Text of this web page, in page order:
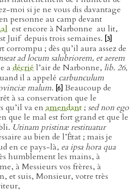
moi si je ne vous dis davantage
personne au camp devant
est encore à Narbonne au lit,
Juif depuis trois semaines. [3]
corrompu ; dès qu’il aura assez de
ad locum salubriorem, et aerem
a décrié l’air de Narbonne, lib. 26,
il a appelé carbunculum
malum. [6] Beaucoup de
à sa conservation que le
qu’il va en amendant; sed non ego
que le mal est fort grand et que le
Utinam pristinæ restituatur
au bien de l’État ; mais je
en ce pays-là, ea ipsa hora qua
humblement les mains, à
à Messieurs vos frères, à
et suis, Monsieur, votre très